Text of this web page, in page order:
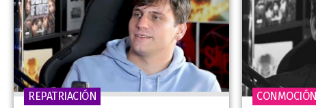
REPATRIACIÓN CONMOCIÓN